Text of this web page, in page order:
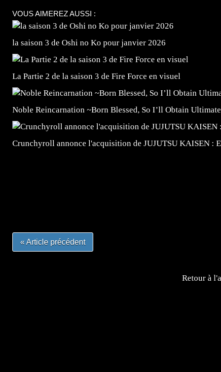
VOUS AIMEREZ AUSSI :
la saison 3 de Oshi no Ko pour janvier 2026
La Partie 2 de la saison 3 de Fire Force en visuel
Noble Reincarnation ~Born Blessed, So I’ll Obtain
Crunchyroll annonce l'acquisition de JUJUTSU KAISEN :
« Article précédent
Retour à